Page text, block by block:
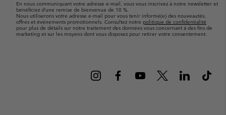
En nous communiquant votre adresse e-mail, vous vous inscrivez à notre newsletter et
bénéficiez d’une remise de bienvenue de 10 %.
Nous utiliserons votre adresse e-mail pour vous tenir informé(e) des nouveautés,
offres et événements promotionnels. Consultez notre politique de confidentialité
pour plus de détails sur notre traitement des données vous concernant à des fins de
marketing et sur les moyens dont vous disposez pour retirer votre consentement.